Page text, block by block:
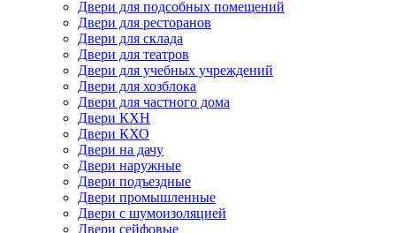
Двери для подсобных помещений
Двери для ресторанов
Двери для склада
Двери для театров
Двери для учебных учреждений
Двери для хозблока
Двери для частного дома
Двери КХН
Двери КХО
Двери на дачу
Двери наружные
Двери подъездные
Двери промышленные
Двери с шумоизоляцией
Двери сейфовые